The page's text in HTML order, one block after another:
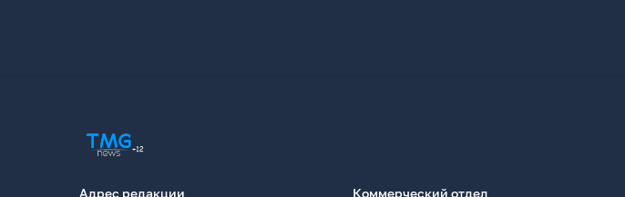
Адрес редакции Коммерческий отдел